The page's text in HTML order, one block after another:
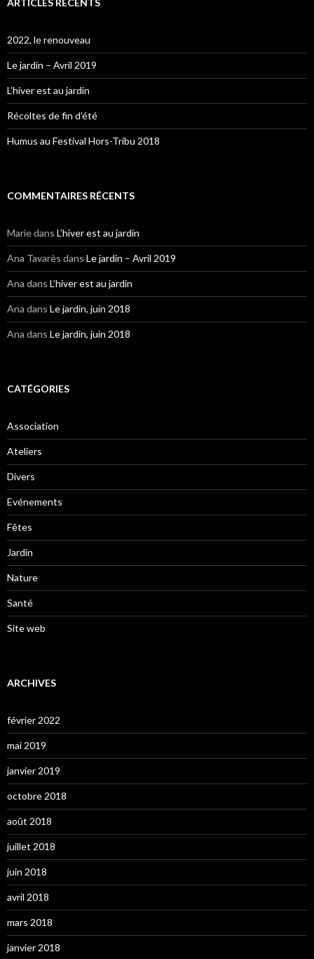
ARTICLES RÉCENTS
2022, le renouveau
Le jardin – Avril 2019
L’hiver est au jardin
Récoltes de fin d’été
Humus au Festival Hors-Tribu 2018
COMMENTAIRES RÉCENTS
Mariedans L’hiver est au jardin
Ana Tavarès dans Le jardin – Avril 2019
Ana dans L’hiver est au jardin
Ana dans Le jardin, juin 2018
Ana dans Le jardin, juin 2018
CATÉGORIES
Association
Ateliers
Divers
Evénements
Fêtes
Jardin
Nature
Santé
Site web
ARCHIVES
février 2022
mai 2019
janvier 2019
octobre 2018
août 2018
juillet 2018
juin 2018
avril 2018
mars 2018
janvier 2018